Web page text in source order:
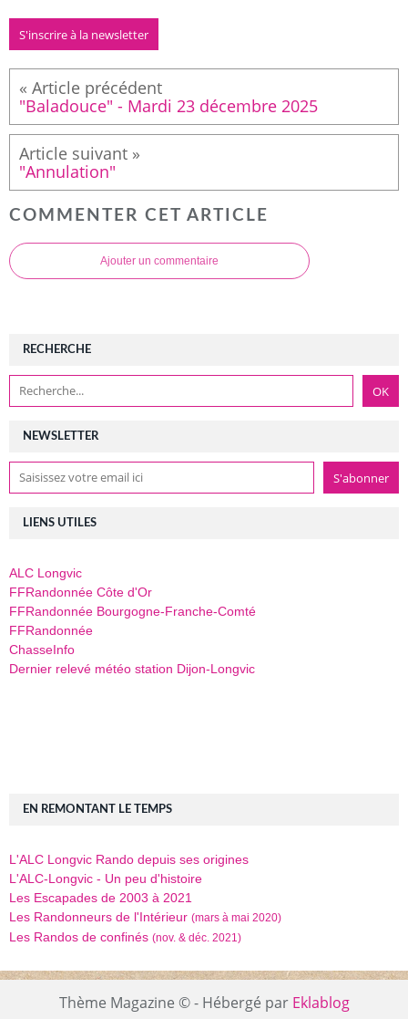
S'inscrire à la newsletter
"Baladouce" - Mardi 23 décembre 2025
"Annulation"
COMMENTER CET ARTICLE
Ajouter un commentaire
NEWSLETTER
RECHERCHE
LIENS UTILES
ALC Longvic
FFRandonnée Côte d'Or
FFRandonnée Bourgogne-Franche-Comté
FFRandonnée
ChasseInfo
Dernier relevé météo station Dijon-Longvic
EN REMONTANT LE TEMPS
L'ALC Longvic Rando depuis ses origines
L'ALC-Longvic - Un peu d'histoire
Les Escapades de 2003 à 2021
Les Randonneurs de l'Intérieur (mars à mai 2020)
Les Randos de confinés (nov. & déc. 2021)
Thème Magazine © - Hébergé par Eklablog